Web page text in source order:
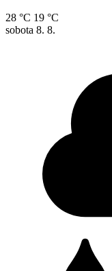
28 °C 19 °C
sobota 8. 8.